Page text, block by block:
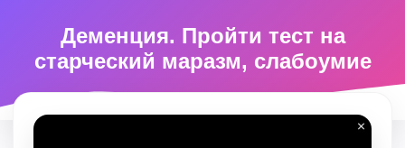
Деменция. Пройти тест на
старческий маразм, слабоумие